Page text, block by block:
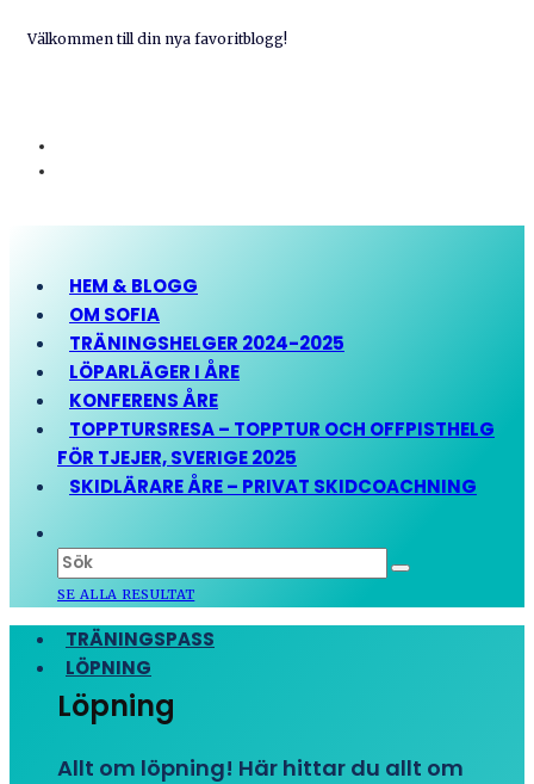
Välkommen till din nya favoritblogg!
HEM & BLOGG
OM SOFIA
TRÄNINGSHELGER 2024-2025
LÖPARLÄGER I ÅRE
KONFERENS ÅRE
TOPPTURSRESA – TOPPTUR OCH OFFPISTHELG
FÖR TJEJER, SVERIGE 2025
SKIDLÄRARE ÅRE – PRIVAT SKIDCOACHNING
SE ALLA RESULTAT
TRÄNINGSPASS
LÖPNING
Löpning
Allt om löpning! Här hittar du allt om